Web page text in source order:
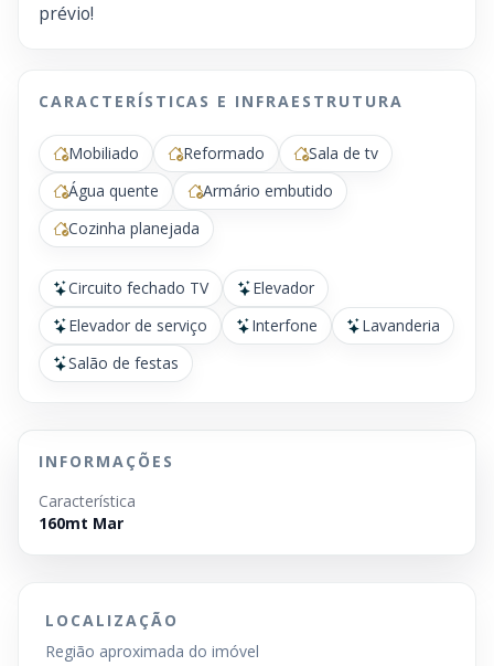
prévio!
CARACTERÍSTICAS E INFRAESTRUTURA
Mobiliado Reformado
Sala de tv
Água quente
Armário embutido
Cozinha planejada
Circuito fechado TV
Elevador
Elevador de serviço
Interfone
Lavanderia
Salão de festas
INFORMAÇÕES
Característica
160mt Mar
LOCALIZAÇÃO
Região aproximada do imóvel